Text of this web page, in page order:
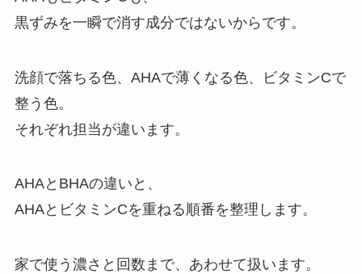
黒ずみを一瞬で消す成分ではないからです。
洗顔で落ちる色、AHAで薄くなる色、ビタミンCで
整う色。
それぞれ担当が違います。
AHAとBHAの違いと、
AHAとビタミンCを重ねる順番を整理します。
家で使う濃さと回数まで、あわせて扱います。